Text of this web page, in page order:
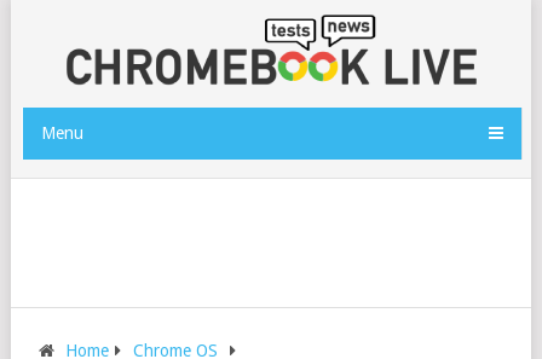
Menu
Home
Chrome OS